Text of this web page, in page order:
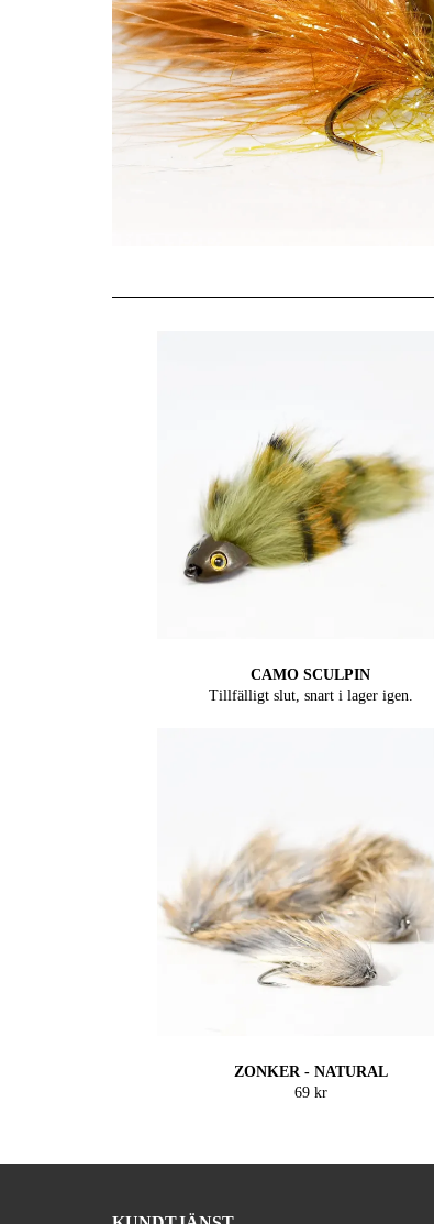
CAMO SCULPIN
Tillfälligt slut, snart i lager igen.
ZONKER - NATURAL
69 kr